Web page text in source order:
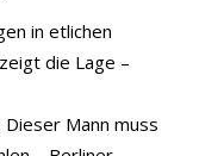
in etlichen
die Lage –
Mann muss